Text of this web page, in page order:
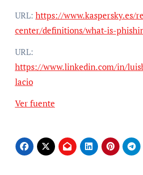
URL: https://www.kaspersky.es/
center/definitions/what-is-
URL:
https://www.linkedin.com/in/
lacio
Navegación
entradas
Ver fuente